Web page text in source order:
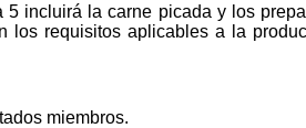
incluirá la carne picada y los
los requisitos aplicables a la
miembros.